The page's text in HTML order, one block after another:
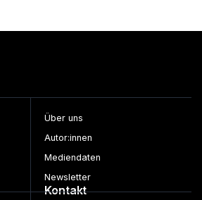
Über uns
Autor:innen
Mediendaten
Newsletter
Kontakt